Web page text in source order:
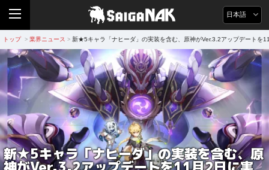
日本語
トップ > 業界ニュース > 新★5キャラ「ナヒーダ」の実装を含む、原神がVer.3.2アップデートを
新★5キャラ「ナヒーダ」の実装を含む、原